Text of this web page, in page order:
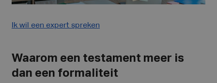
Ik wil een expert spreken
Waarom een testament meer is
dan een formaliteit